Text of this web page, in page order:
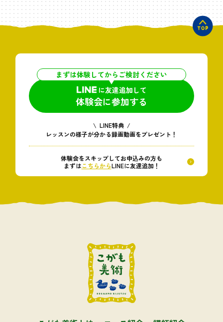
まずは体験してからご検討ください
に友達追加して
体験会に参加する
\ LINE特典 /
レッスンの様子が分かる録画動画をプレゼント！
体験会をスキップしてお申込みの方も
まずはこちらからLINEに友達追加！